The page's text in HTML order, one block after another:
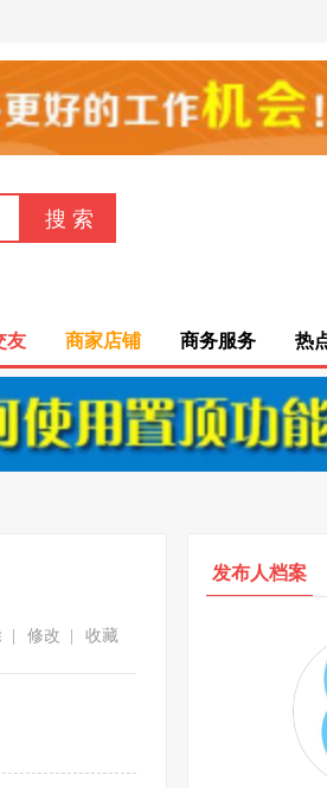
友 商家店铺 商务服务 热
收藏
修改
发布人档案